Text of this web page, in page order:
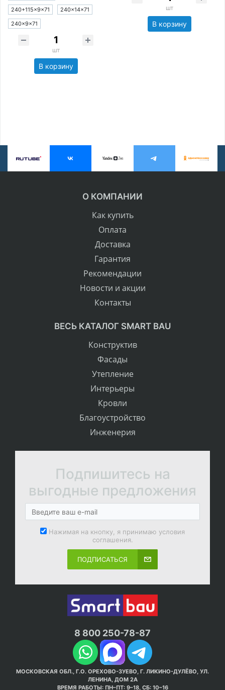
240+115×9×71
240×14×71
240×9×71
шт
В корзину
шт
В корзину
О КОМПАНИИ
Как купить
Оплата
Доставка
Гарантия
Рекомендации
Новости и акции
Контакты
ВЕСЬ КАТАЛОГ SMART BAU
Конструктив
Фасады
Утепление
Интерьеры
Кровли
Благоустройство
Инженерия
Подпишитесь на
выгодные предложения
Нажимая на кнопку, я принимаю условия
соглашения.
ПОДПИСАТЬСЯ
8 800 250-78-87
МОСКОВСКАЯ ОБЛ., Г.О. ОРЕХОВО-ЗУЕВО, Г. ЛИКИНО-ДУЛЁВО, УЛ.
ЛЕНИНА, ДОМ 2А
ВРЕМЯ РАБОТЫ: ПН–ПТ: 9–18, СБ: 10–16